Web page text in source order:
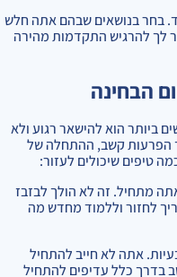
בחר בנושאים שבהם אתה חלש
לך להרגיש התקדמות מהירה
הבחינה
ביותר הוא להישאר רגוע ולא
הפרעות קשב, ההתחלה של
טיפים שיכולים לעזור:
מתחיל. זה לא הולך לבזבז
לחזור וללמוד מחדש מה
אתה לא חייב להתחיל
בדרך כלל עדיפים להתחיל